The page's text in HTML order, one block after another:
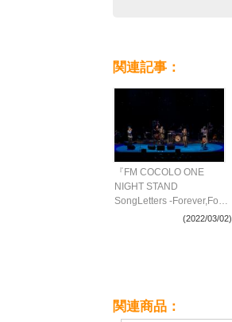
関連記事：
『FM COCOLO ONE
NIGHT STAND
SongLetters -Forever,For
Always, For Love-』公式レ
(2022/03/02)
関連商品：